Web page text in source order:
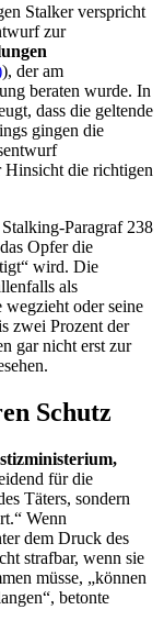
Stalkerverspricht
zur
), der am
beraten wurde. In
dass die geltende
gingen die
Hinsicht die richtigen
Stalking-Paragraf 238
Opfer die
wird. Die
als
wegzieht oder seine
zwei Prozent der
gar nicht erst zur
Schutz
für die
Täters, sondern
Wenn
dem Druck des
strafbar, wenn sie
müsse, „können
betonte